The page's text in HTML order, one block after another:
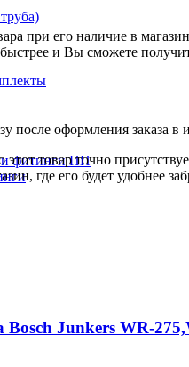
и фитинги ПП
при его наличие в
и Вы сможете
после оформления заказа
этот товар точно
где его будет удобнее
Junkers WR-